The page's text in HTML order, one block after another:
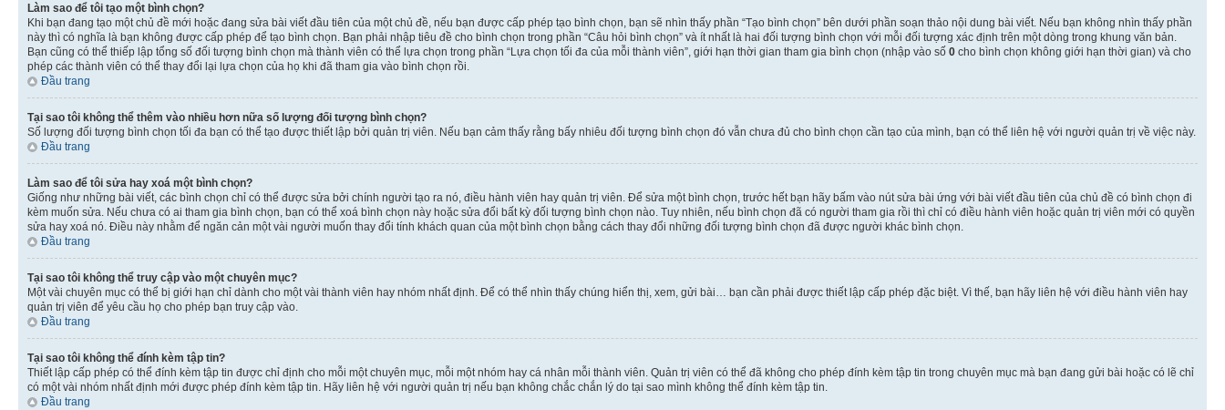
Làm sao để tôi tạo một bình chọn?
Khi bạn đang tạo một chủ đề mới hoặc đang sửa bài viết đầu tiên của một chủ đề, nếu bạn được cấp phép tạo bình chọn, bạn sẽ nhìn thấy phần “Tạo bình chọn” bên dưới phần soạn thảo nội dung bài viết. Nếu bạn không nhìn thấy phần
này thì có nghĩa là bạn không được cấp phép để tạo bình chọn. Bạn phải nhập tiêu đề cho bình chọn trong phần “Câu hỏi bình chọn” và ít nhất là hai đối tượng bình chọn với mỗi đối tượng xác định trên một dòng trong khung văn bản.
Bạn cũng có thể thiếp lập tổng số đối tượng bình chọn mà thành viên có thể lựa chọn trong phần “Lựa chọn tối đa của mỗi thành viên”, giới hạn thời gian tham gia bình chọn (nhập vào số 0 cho bình chọn không giới hạn thời gian) và cho
phép các thành viên có thể thay đổi lại lựa chọn của họ khi đã tham gia vào bình chọn rồi.
Đầu trang
Tại sao tôi không thể thêm vào nhiều hơn nữa số lượng đối tượng bình chọn?
Số lượng đối tượng bình chọn tối đa bạn có thể tạo được thiết lập bởi quản trị viên. Nếu bạn cảm thấy rằng bấy nhiêu đối tượng bình chọn đó vẫn chưa đủ cho bình chọn cần tạo của mình, bạn có thể liên hệ với người quản trị về việc này.
Đầu trang
Làm sao để tôi sửa hay xoá một bình chọn?
Giống như những bài viết, các bình chọn chỉ có thể được sửa bởi chính người tạo ra nó, điều hành viên hay quản trị viên. Để sửa một bình chọn, trước hết bạn hãy bấm vào nút sửa bài ứng với bài viết đầu tiên của chủ đề có bình chọn đi
kèm muốn sửa. Nếu chưa có ai tham gia bình chọn, bạn có thể xoá bình chọn này hoặc sửa đổi bất kỳ đối tượng bình chọn nào. Tuy nhiên, nếu bình chọn đã có người tham gia rồi thì chỉ có điều hành viên hoặc quản trị viên mới có quyền
sửa hay xoá nó. Điều này nhằm để ngăn cản một vài người muốn thay đổi tính khách quan của một bình chọn bằng cách thay đổi những đối tượng bình chọn đã được người khác bình chọn.
Đầu trang
Tại sao tôi không thể truy cập vào một chuyên mục?
Một vài chuyên mục có thể bị giới hạn chỉ dành cho một vài thành viên hay nhóm nhất định. Để có thể nhìn thấy chúng hiển thị, xem, gửi bài… bạn cần phải được thiết lập cấp phép đặc biệt. Vì thế, bạn hãy liên hệ với điều hành viên hay
quản trị viên để yêu cầu họ cho phép bạn truy cập vào.
Đầu trang
Tại sao tôi không thể đính kèm tập tin?
Thiết lập cấp phép có thể đính kèm tập tin được chỉ định cho mỗi một chuyên mục, mỗi một nhóm hay cá nhân mỗi thành viên. Quản trị viên có thể đã không cho phép đính kèm tập tin trong chuyên mục mà bạn đang gửi bài hoặc có lẽ chỉ
có một vài nhóm nhất định mới được phép đính kèm tập tin. Hãy liên hệ với người quản trị nếu bạn không chắc chắn lý do tại sao mình không thể đính kèm tập tin.
Đầu trang